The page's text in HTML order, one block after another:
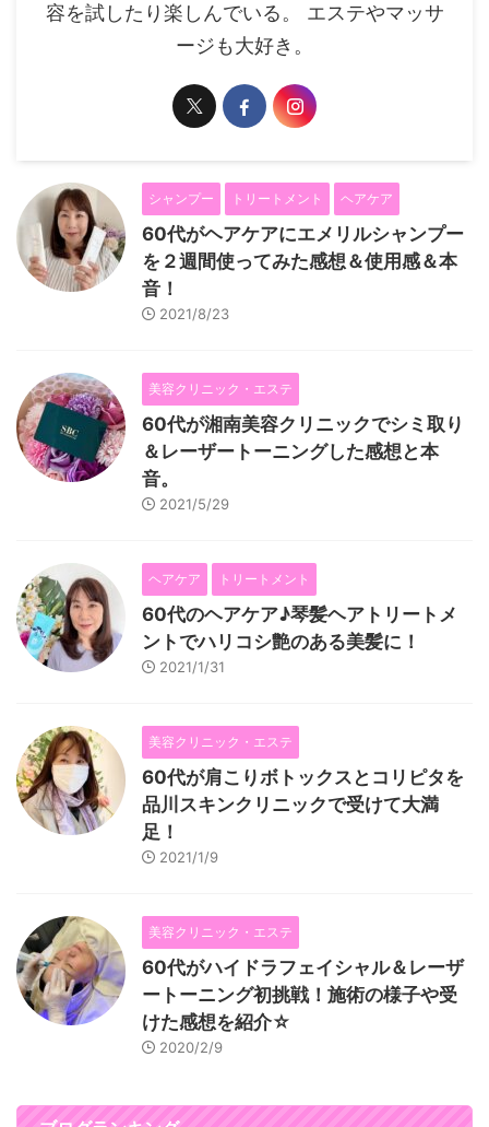
容を試したり楽しんでいる。 エステやマッサ
ージも大好き。
シャンプー トリートメント ヘアケア
60代がヘアケアにエメリルシャンプー
を２週間使ってみた感想＆使用感＆本
音！
2021/8/23
美容クリニック・エステ
60代が湘南美容クリニックでシミ取り
＆レーザートーニングした感想と本
音。
2021/5/29
ヘアケア トリートメント
60代のヘアケア♪琴髪ヘアトリートメ
ントでハリコシ艶のある美髪に！
2021/1/31
美容クリニック・エステ
60代が肩こりボトックスとコリピタを
品川スキンクリニックで受けて大満
足！
2021/1/9
美容クリニック・エステ
60代がハイドラフェイシャル＆レーザ
ートーニング初挑戦！施術の様子や受
けた感想を紹介☆
2020/2/9